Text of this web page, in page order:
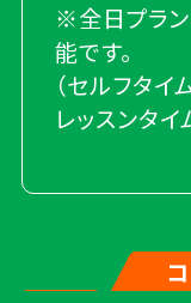
※全日プラ
能です。
（セルフタ
レッスンタ